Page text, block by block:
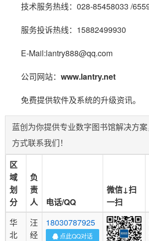
技术服务热线：028-85458033 /
服务投诉热线：15882499930
E-Mail:lantry888@qq.com
公司网站： www.lantry.net
免费提供软件及系统的升级资讯。
蓝创为你提供专业数字图书馆解决方
方式联系我们！
区
域
划
分
负
责
人
电话/QQ
微信↓扫
一扫
华
北
汪
经
18030787925
点此QQ对话